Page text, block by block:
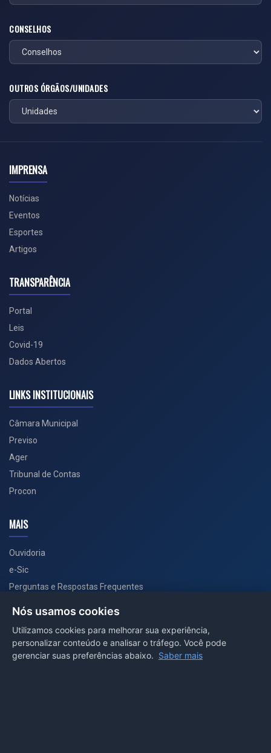
CONSELHOS
OUTROS ÓRGÃOS/UNIDADES
IMPRENSA
Notícias
Eventos
Esportes
Artigos
TRANSPARÊNCIA
Portal
Leis
Covid-19
Dados Abertos
LINKS INSTITUCIONAIS
Câmara Municipal
Previso
Ager
Tribunal de Contas
Procon
MAIS
Ouvidoria
e-Sic
Perguntas e Respostas Frequentes
PORTAL COVID-19
Nós usamos cookies
Utilizamos cookies para melhorar sua experiência,
personalizar conteúdo e analisar o tráfego. Você pode
gerenciar suas preferências abaixo. Saber mais